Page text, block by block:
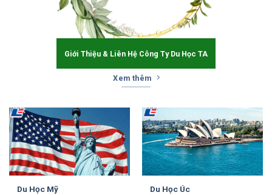
Giới Thiệu & Liên Hệ Công Ty Du Học TA
Xem thêm
Du Học Mỹ Du Học Úc